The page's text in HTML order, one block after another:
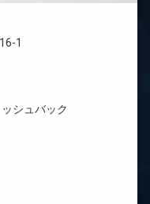
1
シュバック